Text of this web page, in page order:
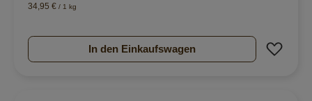
34,95 € / 1 kg
In den Einkaufswagen